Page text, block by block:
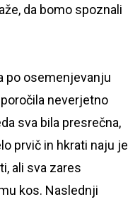
da bomo spoznali
po osemenjevanju
neverjetno
sva bila presrečna,
prvič in hkrati naju je
ali sva zares
kos. Naslednji